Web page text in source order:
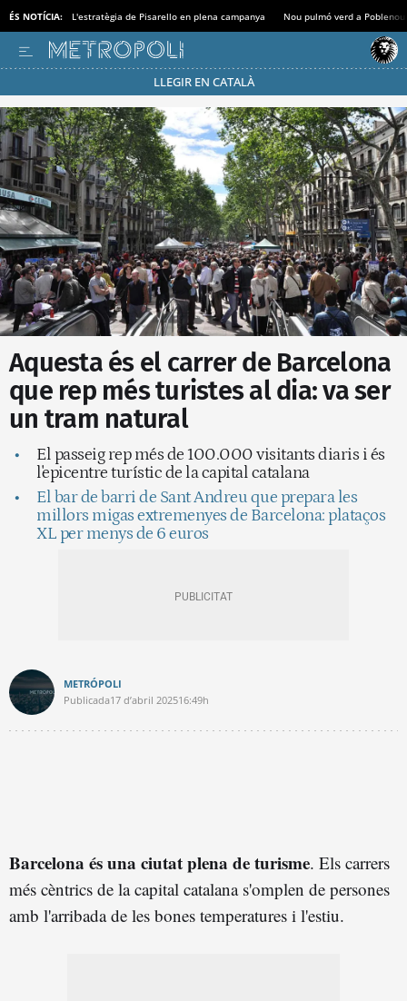
ÉS NOTÍCIA: L'estratègia de Pisarello en plena campanya Nou pulmó verd a Poblenou
LLEGIR EN CATALÀ
Passa’t al mode estalvi
Aquesta és el carrer de Barcelona
que rep més turistes al dia: va ser
un tram natural
El passeig rep més de 100.000 visitants diaris i és
l'epicentre turístic de la capital catalana
El bar de barri de Sant Andreu que prepara les
millors migas extremenyes de Barcelona: plataços
XL per menys de 6 euros
METRÓPOLI
Publicada17 d’abril 202516:49h
Barcelona és una ciutat plena de turisme. Els carrers
més cèntrics de la capital catalana s'omplen de persones
amb l'arribada de les bones temperatures i l'estiu.